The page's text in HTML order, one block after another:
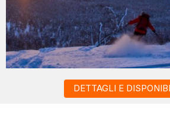
DETTAGLI E